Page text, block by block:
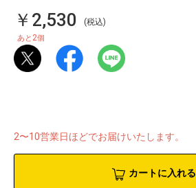
￥2,530 (税込)
あと 2個
2〜10営業日ほどでお届けいたします。
カートに入れる